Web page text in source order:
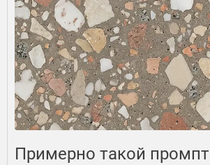
Примерно такой